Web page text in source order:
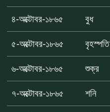
৪-অক্টোবর-১৮৬৫ বুধ
৫-অক্টোবর-১৮৬৫ বৃহস্পতি
৬-অক্টোবর-১৮৬৫ শুক্র
৭-অক্টোবর-১৮৬৫ শনি